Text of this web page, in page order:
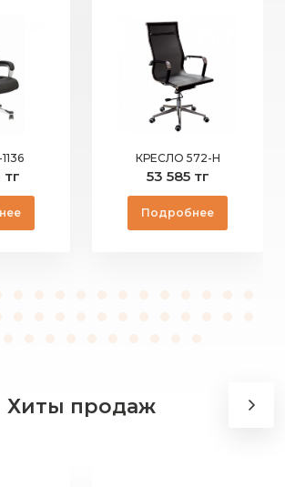
тг
КРЕСЛО 572-Н
53 585 тг
Подробнее
Хиты продаж